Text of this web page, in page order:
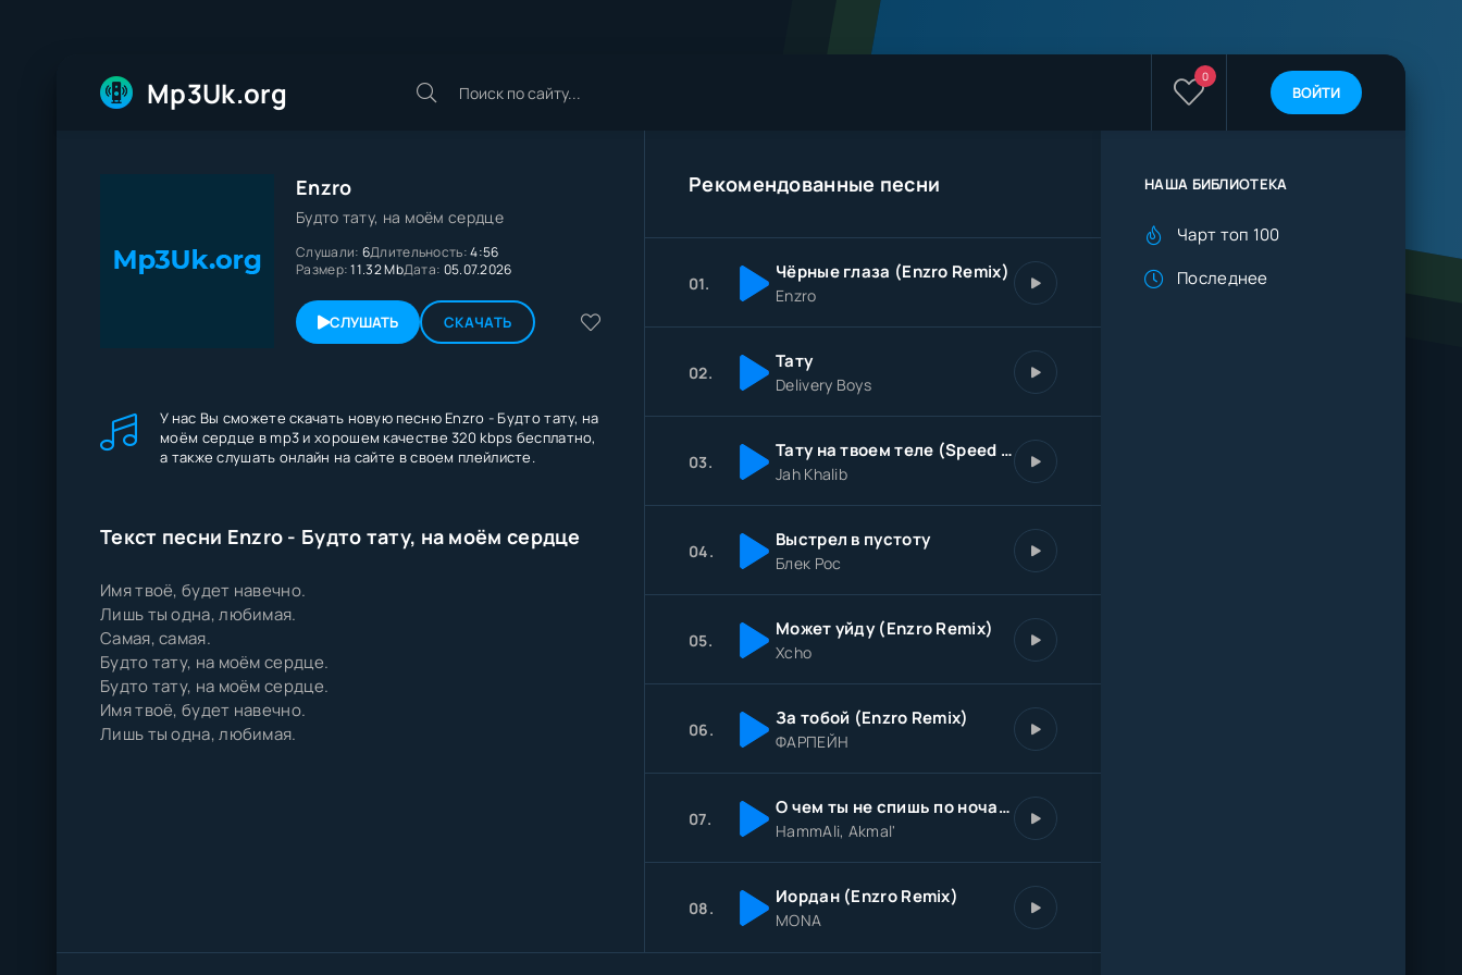
Mp3Uk.org 0
ВОЙТИ
Enzro
Будто тату, на моём сердце
Слушали: 6Длительность:4:56
Размер: 11.32 MbДата: 05.07.2026
СЛУШАТЬ СКАЧАТЬ
У нас Вы сможете скачать новую песню Enzro - Будто тату, на
моём сердце в mp3 и хорошем качестве 320 kbps бесплатно,
а также слушать онлайн на сайте в своем плейлисте.
Текст песни Enzro - Будто тату, на моём сердце
Имя твоё, будет навечно.
Лишь ты одна, любимая.
Самая, самая.
Будто тату, на моём сердце.
Будто тату, на моём сердце.
Имя твоё, будет навечно.
Лишь ты одна, любимая.
Рекомендованные песни
01. Чёрные глаза (Enzro Remix)
Enzro
02. Тату
Delivery Boys
03. Тату на твоем теле (Speed Up)
Jah Khalib
04. Выстрел в пустоту
Блек Рос
05. Может уйду (Enzro Remix)
Xcho
06. За тобой (Enzro Remix)
ФАРПЕЙН
07. О чем ты не спишь по ночам? (Enzro Remix)
HammAli, Akmal'
08. Иордан (Enzro Remix)
MONA
НАША БИБЛИОТЕКА
Чарт топ 100
Последнее